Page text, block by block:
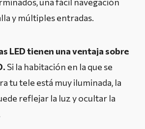
y múltiples entradas.
LED tienen una ventaja sobre
Si la habitación en la que se
tu tele está muy iluminada, la
reflejar la luz y ocultar la